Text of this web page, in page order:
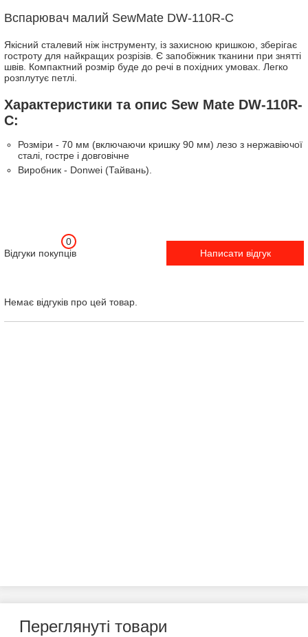
Вспарювач малий SewMate DW-110R-C
Якісний сталевий ніж інструменту, із захисною кришкою, зберігає
гостроту для найкращих розрізів. Є запобіжник тканини при знятті
швів. Компактний розмір буде до речі в похідних умовах. Легко
розплутує петлі.
Характеристики та опис Sew Mate DW-110R-
C:
Розміри - 70 мм (включаючи кришку 90 мм) лезо з нержавіючої
сталі, гостре і довговічне
Виробник - Donwei (Тайвань).
Відгуки покупців
0
Написати відгук
Немає відгуків про цей товар.
Переглянуті товари